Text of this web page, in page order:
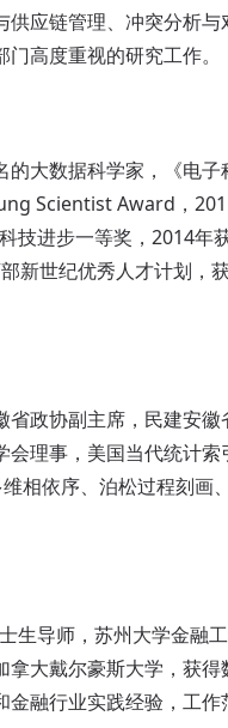
应链管理、冲突分析
高度重视的研究工作。
大数据科学家，《电
Scientist Award，
技进步一等奖，2014年
新世纪优秀人才计划，
政协副主席，民建安
理事，美国当代统计索
相依序、泊松过程刻画
生导师，苏州大学金融
大戴尔豪斯大学，获
融行业实践经验，工